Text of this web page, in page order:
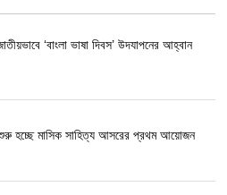
‘বাংলা ভাষা দিবস’ উদযাপনের আহ্বান
শুরু হচ্ছে মাসিক সাহিত্য আসরের প্রথম আয়োজন